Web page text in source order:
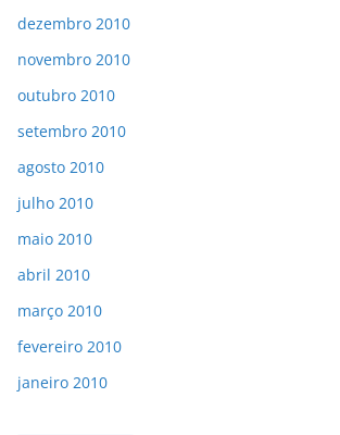
dezembro 2010
novembro 2010
outubro 2010
setembro 2010
agosto 2010
julho 2010
maio 2010
abril 2010
março 2010
fevereiro 2010
janeiro 2010